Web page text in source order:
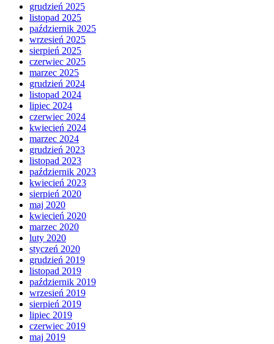
grudzień 2025
listopad 2025
październik 2025
wrzesień 2025
sierpień 2025
czerwiec 2025
marzec 2025
grudzień 2024
listopad 2024
lipiec 2024
czerwiec 2024
kwiecień 2024
marzec 2024
grudzień 2023
listopad 2023
październik 2023
kwiecień 2023
sierpień 2020
maj 2020
kwiecień 2020
marzec 2020
luty 2020
styczeń 2020
grudzień 2019
listopad 2019
październik 2019
wrzesień 2019
sierpień 2019
lipiec 2019
czerwiec 2019
maj 2019